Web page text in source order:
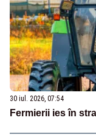
30 iul. 2026, 07:54
Fermierii ies în